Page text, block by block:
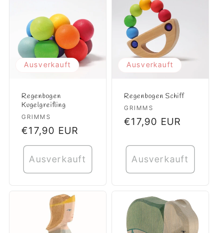
Ausverkauft
Regenbogen
Kugelgreifling
Anbieter:
GRIMMS
Normaler
Preis
€17,90 EUR
Ausverkauft
Ausverkauft
Regenbogen Schiff
Anbieter:
GRIMMS
Normaler
€17,90 EUR
Ausverkauft